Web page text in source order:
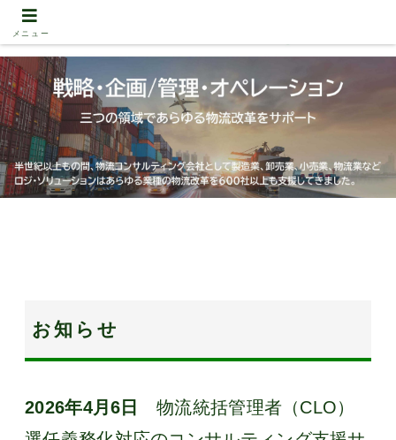
お知らせ
2026年4月6日
物流統括管理者（CLO）
メニュー